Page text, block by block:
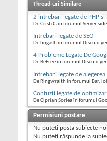
Thread-uri Similare
2 intrebari legate de PHP si
De Cristi G în forumul Server side
Intrebari legate de SEO
De hogash în forumul Discutii
4 Probleme Legate De
De BeFree în forumul Discutii
Intrebari legate de
De Ringwraith în forumul Bar,
Confuzii legate de
De Ciprian Sorlea în forumul
Permisiuni postare
Nu puteţi posta subiecte
Nu puteţi răspunde la